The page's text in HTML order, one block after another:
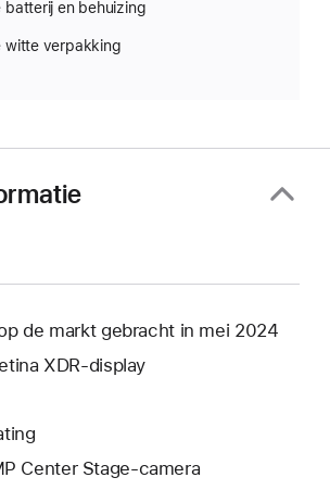
batterij en behuizing
witte verpakking
de markt gebracht in mei 2024
XDR-display
Center Stage-camera